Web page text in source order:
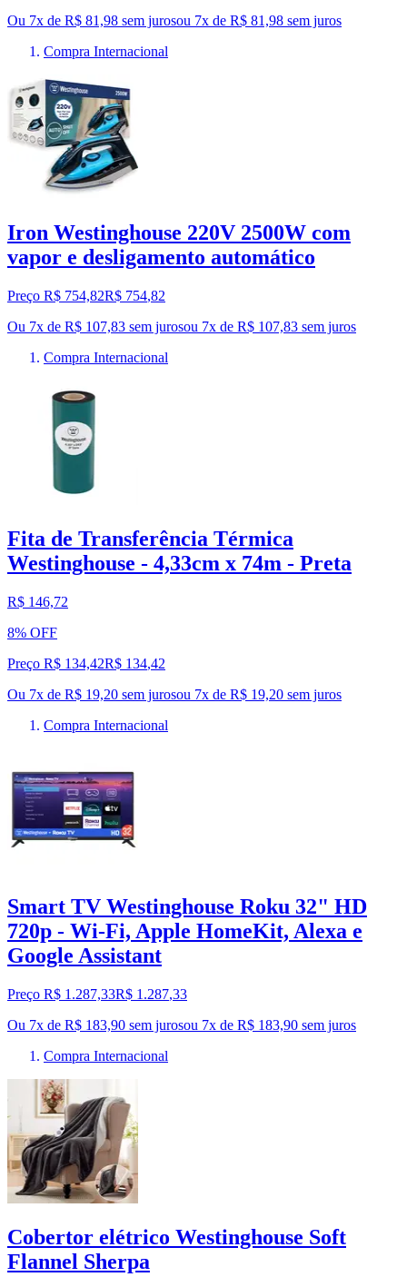
Ou 7x de R$ 81,98 sem jurosou 7x de R$ 81,98 sem juros
Compra Internacional
Iron Westinghouse 220V 2500W com
vapor e desligamento automático
Preço R$ 754,82R$ 754,82
Ou 7x de R$ 107,83 sem jurosou 7x de R$ 107,83 sem juros
Compra Internacional
Fita de Transferência Térmica
Westinghouse - 4,33cm x 74m - Preta
R$ 146,72
8% OFF
Preço R$ 134,42R$ 134,42
Ou 7x de R$ 19,20 sem jurosou 7x de R$ 19,20 sem juros
Compra Internacional
Smart TV Westinghouse Roku 32" HD
720p - Wi-Fi, Apple HomeKit, Alexa e
Google Assistant
Preço R$ 1.287,33R$ 1.287,33
Ou 7x de R$ 183,90 sem jurosou 7x de R$ 183,90 sem juros
Compra Internacional
Cobertor elétrico Westinghouse Soft
Flannel Sherpa